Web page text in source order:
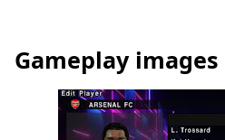
Gameplay images